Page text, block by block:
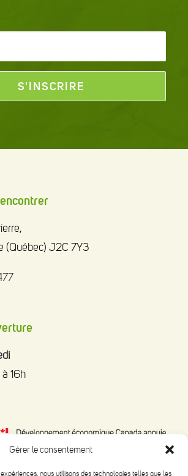
Gérer le consentement
nous utilisons des technologies telles que les
(Québec) J2C 7Y3
16h